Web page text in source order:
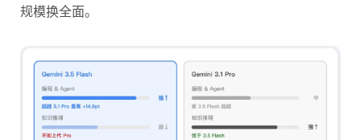
规模换全面。